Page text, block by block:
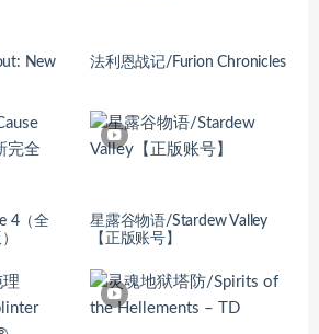
New
法利恩战记/Furion Chronicles
4（全
星露谷物语/Stardew Valley
【正版账号】